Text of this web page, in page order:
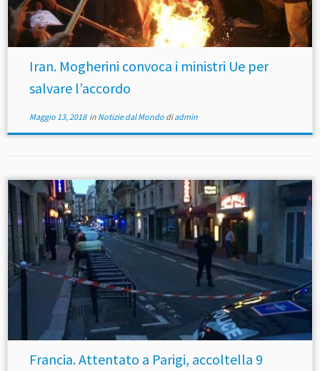
Iran. Mogherini convoca i ministri Ue per
salvare l’accordo
Maggio 13, 2018in Notizie dal Mondo diadmin
Francia. Attentato a Parigi, accoltella 9